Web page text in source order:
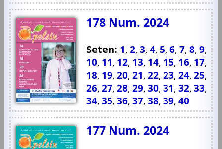
178 Num. 2024
Seten: 1,2,3,4, 5,6,7,8,9,
10, 11, 12, 13, 14, 15, 16, 17,
18, 19,20,21,22,23,24,25,
26,27,28,29,30,31,32,33,
34,35,36,37,38,39,40
177 Num. 2024